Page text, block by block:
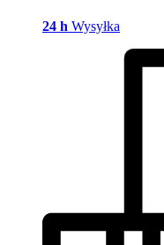
24 h Wysyłka